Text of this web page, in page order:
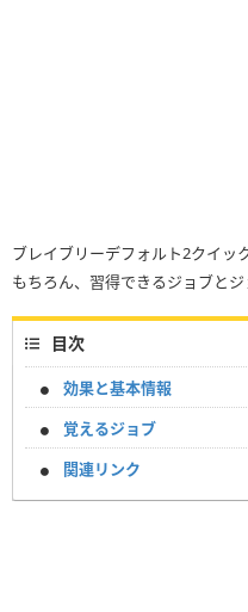
ブレイブリーデフォルト2クイッ
もちろん、習得できるジョブと
目次
効果と基本情報
覚えるジョブ
関連リンク